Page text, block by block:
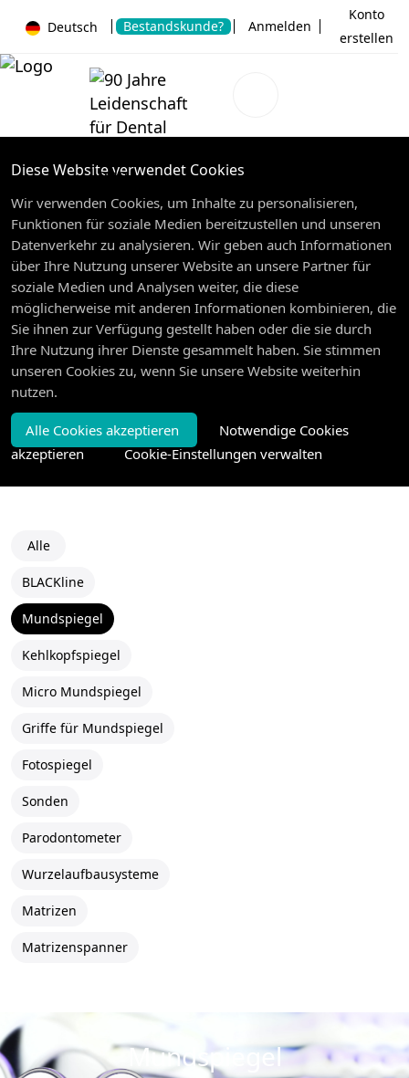
Deutsch Bestandskunde? Anmelden
Konto
erstellen
Diese Website verwendet Cookies
Wir verwenden Cookies, um Inhalte zu personalisieren,
Funktionen für soziale Medien bereitzustellen und unseren
Datenverkehr zu analysieren. Wir geben auch Informationen
über Ihre Nutzung unserer Website an unsere Partner für
soziale Medien und Analysen weiter, die diese
möglicherweise mit anderen Informationen kombinieren, die
Sie ihnen zur Verfügung gestellt haben oder die sie durch
Ihre Nutzung ihrer Dienste gesammelt haben. Sie stimmen
unseren Cookies zu, wenn Sie unsere Website weiterhin
nutzen.
Alle Cookies akzeptieren
Notwendige Cookies
akzeptieren
Cookie-Einstellungen verwalten
Alle
BLACKline
Mundspiegel
Kehlkopfspiegel
Micro Mundspiegel
Griffe für Mundspiegel
Fotospiegel
Sonden
Parodontometer
Wurzelaufbausysteme
Matrizen
Matrizenspanner
Mundspiegel